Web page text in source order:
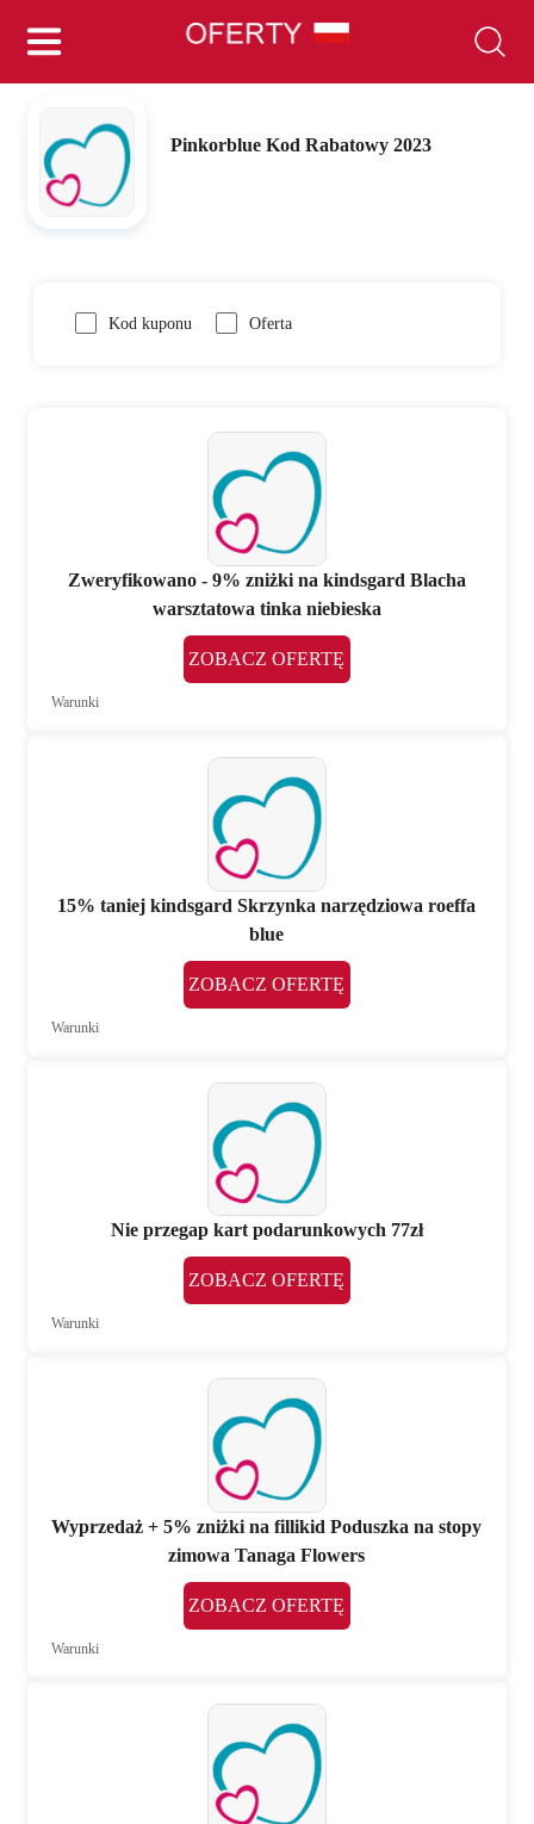
Pinkorblue Kod Rabatowy 2023
Kod kuponu Oferta
Zweryfikowano - 9% zniżki na kindsgard Blacha
warsztatowa tinka niebieska
ZOBACZ OFERTĘ
Warunki
15% taniej kindsgard Skrzynka narzędziowa roeffa
blue
ZOBACZ OFERTĘ
Warunki
Nie przegap kart podarunkowych 77zł
ZOBACZ OFERTĘ
Warunki
Wyprzedaż + 5% zniżki na fillikid Poduszka na stopy
zimowa Tanaga Flowers
ZOBACZ OFERTĘ
Warunki